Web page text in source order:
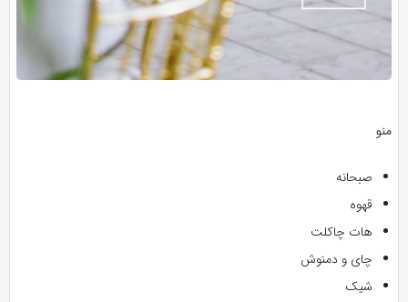
منو
صبحانه
قهوه
هات چاکلت
چای و دمنوش
شیک